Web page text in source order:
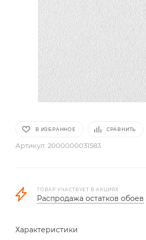
В ИЗБРАННОЕ СРАВНИТЬ
Артикул: 2000000031583
ТОВАР УЧАСТВУЕТ В АКЦИЯХ
Распродажа остатков обоев
Характеристики